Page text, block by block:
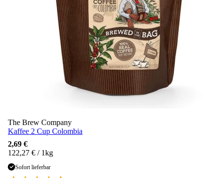
The Brew Company
Kaffee 2 Cup Colombia
2,69 €
122,27 € / 1kg
Sofort lieferbar